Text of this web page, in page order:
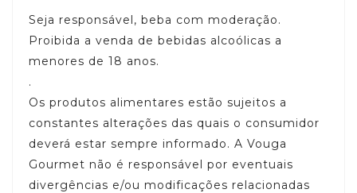
Seja responsável, beba com moderação.
Proibida a venda de bebidas alcoólicas a
menores de 18 anos.
.
Os produtos alimentares estão sujeitos a
constantes alterações das quais o consumidor
deverá estar sempre informado. A Vouga
Gourmet não é responsável por eventuais
divergências e/ou modificações relacionadas